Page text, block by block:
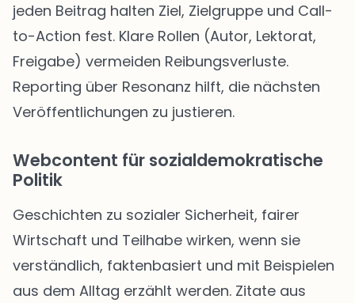
jeden Beitrag halten Ziel, Zielgruppe und Call-
to-Action fest. Klare Rollen (Autor, Lektorat,
Freigabe) vermeiden Reibungsverluste.
Reporting über Resonanz hilft, die nächsten
Veröffentlichungen zu justieren.
Webcontent für sozialdemokratische
Politik
Geschichten zu sozialer Sicherheit, fairer
Wirtschaft und Teilhabe wirken, wenn sie
verständlich, faktenbasiert und mit Beispielen
aus dem Alltag erzählt werden. Zitate aus